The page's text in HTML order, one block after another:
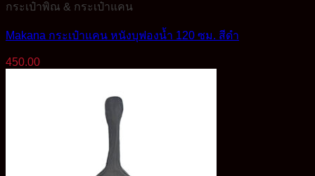
กระเป๋าพิณ & กระเป๋าแคน
Makana กระเป๋าแคน หนังบุฟองน้ำ 120 ซม. สีดำ
450.00